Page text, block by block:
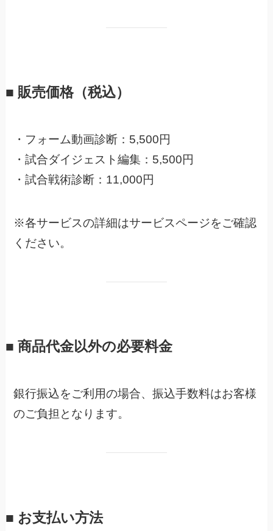
■ 販売価格（税込）
・フォーム動画診断：5,500円
・試合ダイジェスト編集：5,500円
・試合戦術診断：11,000円
※各サービスの詳細はサービスページをご確認
ください。
■ 商品代金以外の必要料金
銀行振込をご利用の場合、振込手数料はお客様
のご負担となります。
■ お支払い方法